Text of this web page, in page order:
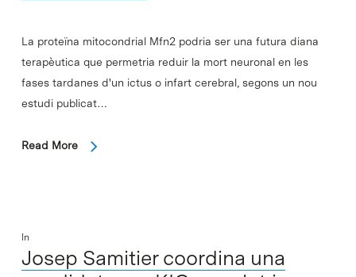
La proteïna mitocondrial Mfn2 podria ser una futura diana
terapèutica que permetria reduir la mort neuronal en les
fases tardanes d'un ictus o infart cerebral, segons un nou
estudi publicat…
Read More
In
Josep Samitier coordina una